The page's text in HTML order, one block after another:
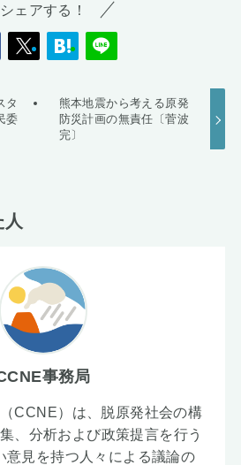
シェアする！
タ
委
熊本地震から考える原発
防災計画の無責任〔菅波
完〕
事務局
CCNE）は、脱原発社会の構
、分析および政策提言を行う
意見を持つ人々による議論の